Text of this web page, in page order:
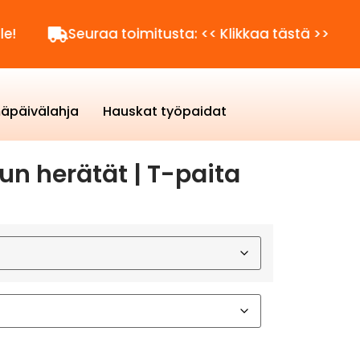
Seuraa toimitusta: << Klikkaa tästä >>
Hauskat työpaidat
herätät | T-paita